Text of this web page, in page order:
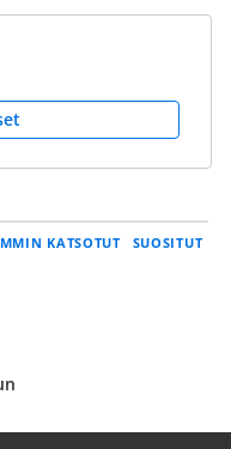
KATSOTUT SUOSITUT